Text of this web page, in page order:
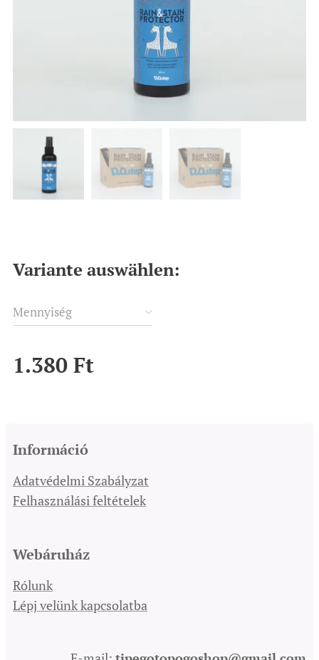
Variante auswählen:
Mennyiség
1.380 Ft
Információ
Adatvédelmi Szabályzat
Felhasználási feltételek
Webáruház
Rólunk
Lépj velünk kapcsolatba